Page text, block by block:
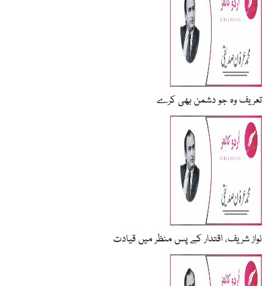
تعریف وہ جو دشمن بھی کرے
نواز شریف، اقتدار کے پس منظر میں قیادت